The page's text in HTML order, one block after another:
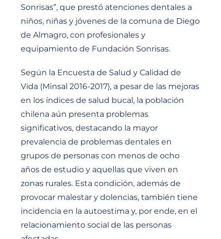
Sonrisas”, que prestó atenciones dentales a
niños, niñas y jóvenes de la comuna de Diego
de Almagro, con profesionales y
equipamiento de Fundación Sonrisas.
Según la Encuesta de Salud y Calidad de
Vida (Minsal 2016-2017), a pesar de las mejoras
en los índices de salud bucal, la población
chilena aún presenta problemas
significativos, destacando la mayor
prevalencia de problemas dentales en
grupos de personas con menos de ocho
años de estudio y aquellas que viven en
zonas rurales. Esta condición, además de
provocar malestar y dolencias, también tiene
incidencia en la autoestima y, por ende, en el
relacionamiento social de las personas